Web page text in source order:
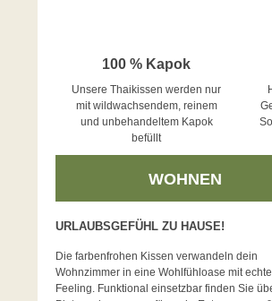
100 % Kapok
Unsere Thaikissen werden nur
mit wildwachsendem, reinem
und unbehandeltem Kapok
befüllt
WOHNEN
URLAUBSGEFÜHL ZU HAUSE!
Die farbenfrohen Kissen verwandeln dein
Wohnzimmer in eine Wohlfühloase mit
Feeling. Funktional einsetzbar finden Sie